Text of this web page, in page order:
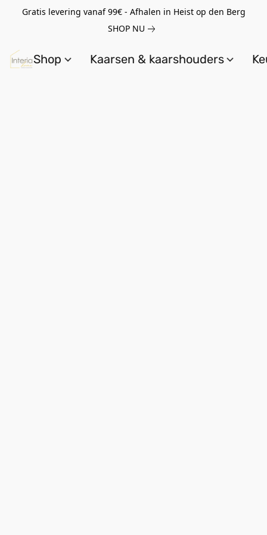
Gratis levering vanaf 99€ - Afhalen in Heist op den Berg
SHOP NU
Shop Kaarsen & kaarshouders